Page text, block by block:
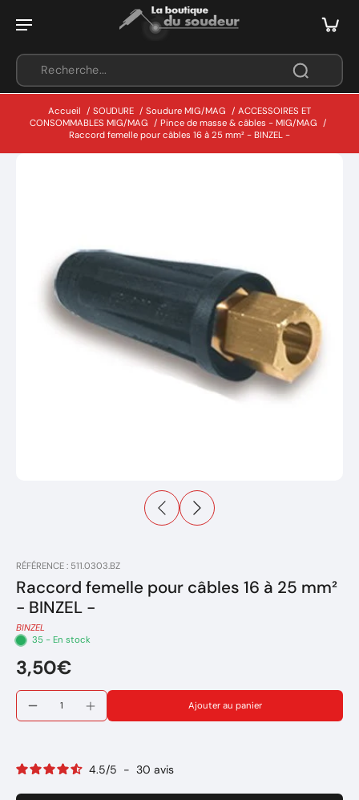
Accueil / SOUDURE / Soudure MIG/MAG / ACCESSOIRES ET
CONSOMMABLES MIG/MAG / Pince de masse & câbles - MIG/MAG /
Raccord femelle pour câbles 16 à 25 mm² - BINZEL -
RÉFÉRENCE : 511.0303.BZ
Raccord femelle pour câbles 16 à 25 mm²
- BINZEL -
BINZEL
35 - En stock
3,50€
Ajouter au panier
4.5/5 - 30 avis